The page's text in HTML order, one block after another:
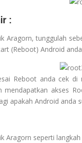
:
Aragorn, tunggulah
(Reboot) Android
Reboot anda cek di
mendapatkan akses
apakah Android anda
Aragorn seperti